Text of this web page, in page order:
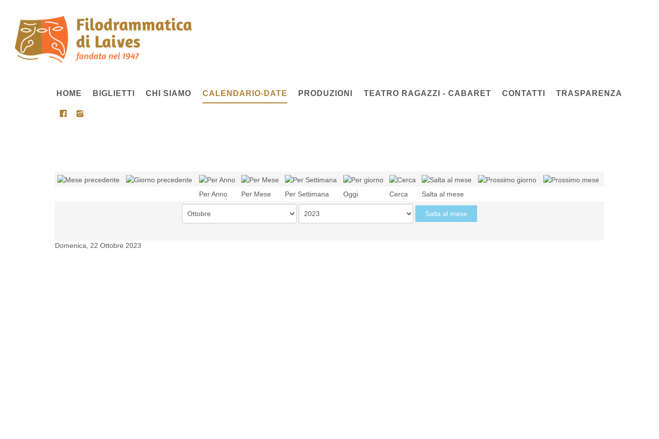
HOME BIGLIETTI CHI SIAMO CALENDARIO-DATE PRODUZIONI TEATRO RAGAZZI - CABARET CONTATTI TRASPARENZA
Per Anno Per Mese Per Settimana Oggi Cerca Salta al mese
Salta al mese
Domenica, 22 Ottobre 2023